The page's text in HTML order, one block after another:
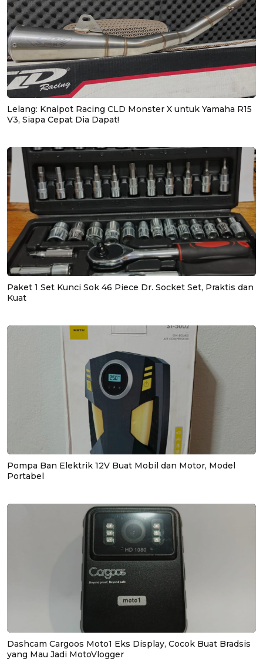
Lelang: Knalpot Racing CLD Monster X untuk Yamaha R15
V3, Siapa Cepat Dia Dapat!
Paket 1 Set Kunci Sok 46 Piece Dr. Socket Set, Praktis dan
Kuat
Pompa Ban Elektrik 12V Buat Mobil dan Motor, Model
Portabel
Dashcam Cargoos Moto1 Eks Display, Cocok Buat Bradsis
yang Mau Jadi MotoVlogger